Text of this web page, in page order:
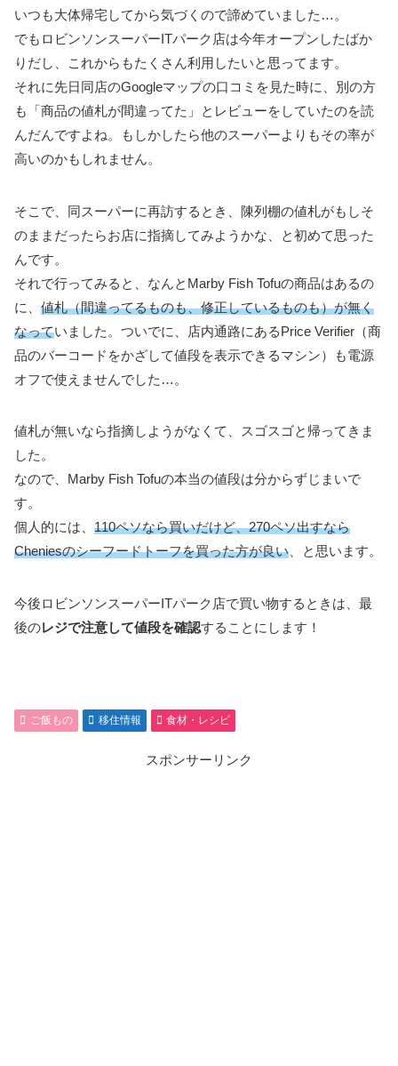
いつも大体帰宅してから気づくので諦めていました…。
でもロビンソンスーパーITパーク店は今年オープンしたばか
りだし、これからもたくさん利用したいと思ってます。
それに先日同店のGoogleマップの口コミを見た時に、別の方
も「商品の値札が間違ってた」とレビューをしていたのを読
んだんですよね。もしかしたら他のスーパーよりもその率が
高いのかもしれません。
そこで、同スーパーに再訪するとき、陳列棚の値札がもしそ
のままだったらお店に指摘してみようかな、と初めて思った
んです。
それで行ってみると、なんとMarby Fish Tofuの商品はあるの
に、 値札（間違ってるものも、修正しているものも）が無く
なっていました。ついでに、店内通路にあるPrice Verifier（商
品のバーコードをかざして値段を表示できるマシン）も電源
オフで使えませんでした…。
値札が無いなら指摘しようがなくて、スゴスゴと帰ってきま
した。
なので、Marby Fish Tofuの本当の値段は分からずじまいで
す。
個人的には、 110ペソなら買いだけど、270ペソ出すなら
Cheniesのシーフードトーフを買った方が良い 、と思います。
今後ロビンソンスーパーITパーク店で買い物するときは、最
後のレジで注意して値段を確認することにします！
ご飯もの 移住情報 食材・レシピ
スポンサーリンク